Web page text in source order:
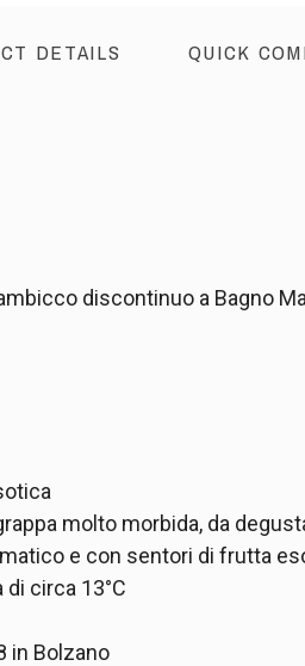
DETAILS QUICK
discontinuo a Bagno
molto morbida, da
e con sentori di frutta
circa 13°C
in Bolzano